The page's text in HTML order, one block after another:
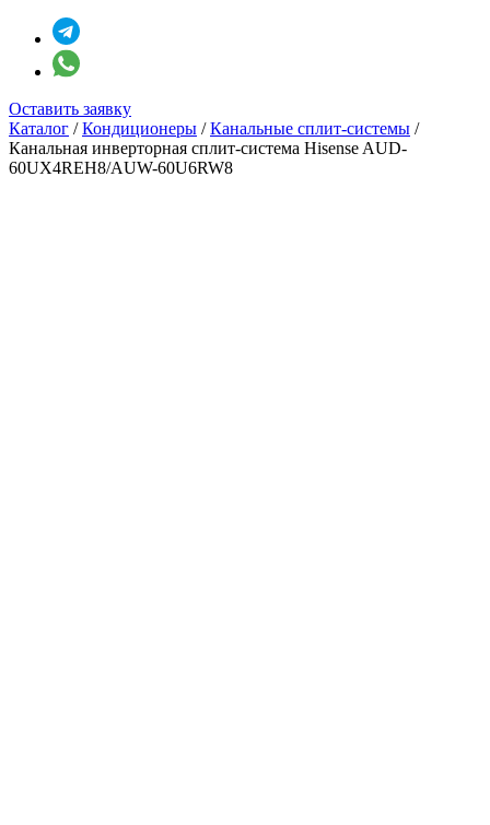
Оставить заявку
Каталог /Кондиционеры /Канальные сплит-системы /
Канальная инверторная сплит-система Hisense AUD-
60UX4REH8/AUW-60U6RW8